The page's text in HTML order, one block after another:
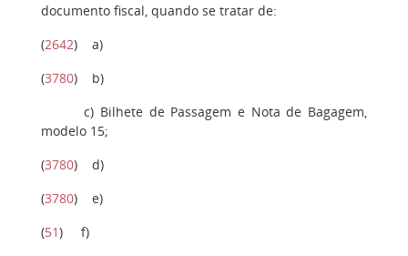
documento fiscal, quando se tratar de:
(2642) a)
(3780) b)
c) Bilhete de Passagem e Nota de Bagagem,
modelo 15;
(3780) d)
(3780) e)
(51) f)